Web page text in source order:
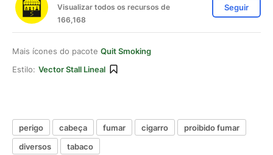
Visualizar todos os recursos de
166,168
Seguir
Mais ícones do pacote Quit Smoking
Estilo: Vector Stall Lineal
perigo cabeça fumar cigarro
proibido fumar
diversos
tabaco